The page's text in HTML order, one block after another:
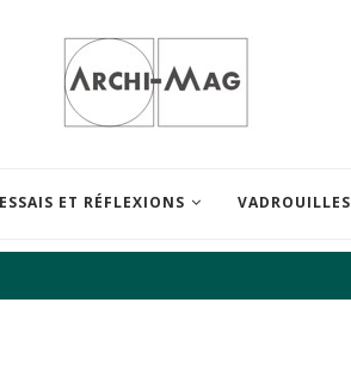
ESSAIS ET RÉFLEXIONS VADROUILLES